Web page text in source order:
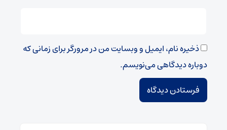
ذخیره نام، ایمیل و وبسایت من در مرورگر برای زمانی که
دوباره دیدگاهی می‌نویسم.